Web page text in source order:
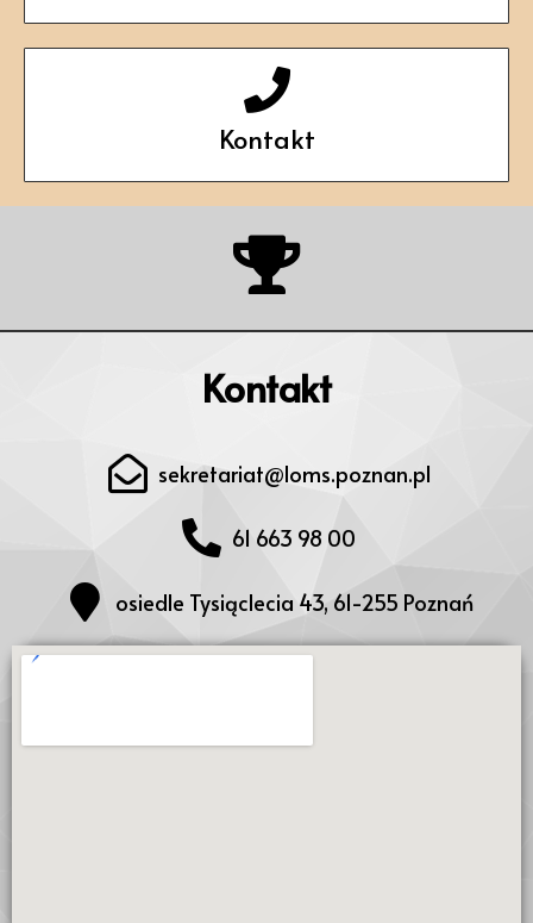
Kontakt
Kontakt
sekretariat@loms.poznan.pl
61 663 98 00
osiedle Tysiąclecia 43, 61-255 Poznań